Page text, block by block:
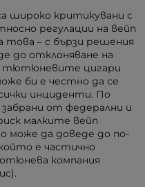
широко критикувани с
регулации на вейп
това – с бързи решения
до отклоняване на
тютюневите цигари
би е честно да се
инциденти. По
от федерални и
малките вейп
може да доведе до по-
е частично
компания